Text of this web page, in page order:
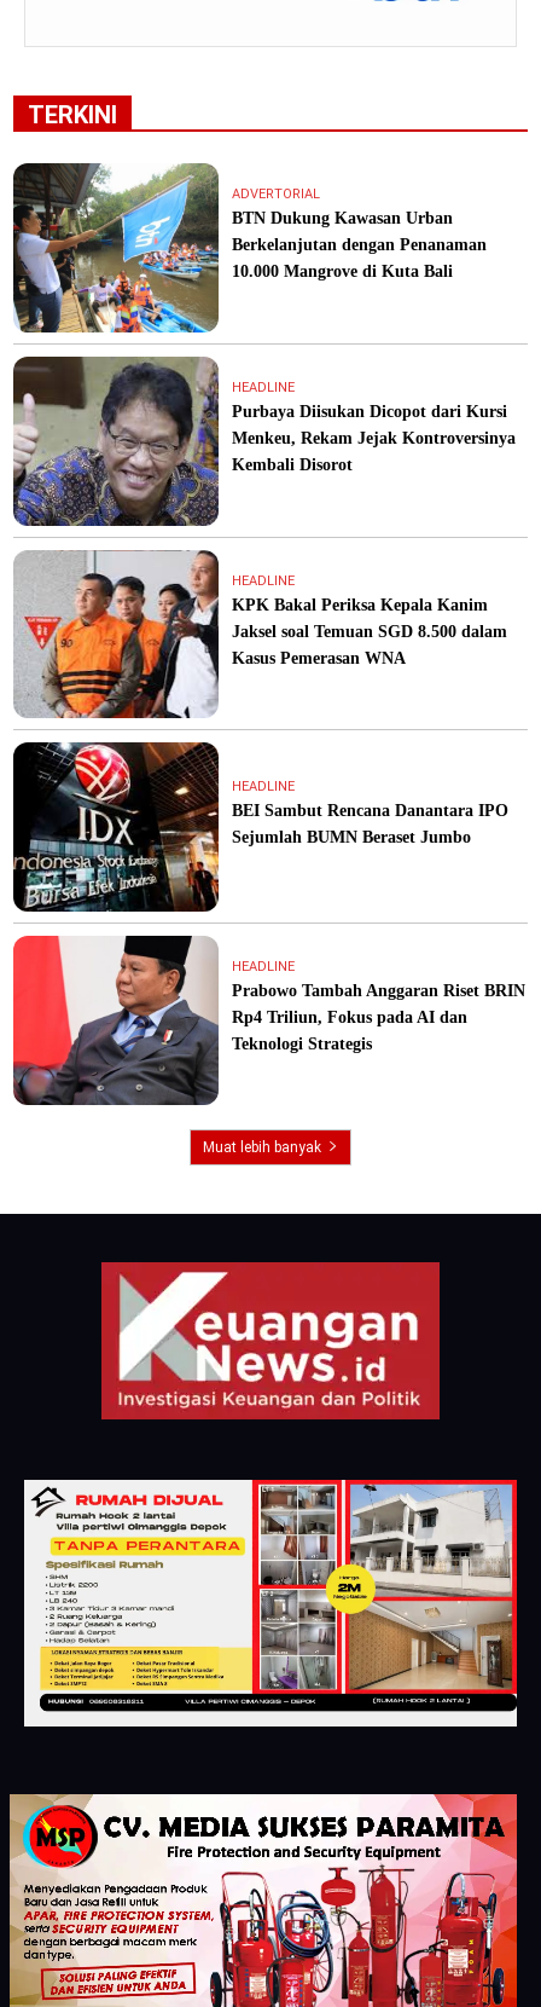
TERKINI
ADVERTORIAL
BTN Dukung Kawasan Urban
Berkelanjutan dengan Penanaman
10.000 Mangrove di Kuta Bali
HEADLINE
Purbaya Diisukan Dicopot dari Kursi
Menkeu, Rekam Jejak Kontroversinya
Kembali Disorot
HEADLINE
KPK Bakal Periksa Kepala Kanim
Jaksel soal Temuan SGD 8.500 dalam
Kasus Pemerasan WNA
HEADLINE
BEI Sambut Rencana Danantara IPO
Sejumlah BUMN Beraset Jumbo
HEADLINE
Prabowo Tambah Anggaran Riset BRIN
Rp4 Triliun, Fokus pada AI dan
Teknologi Strategis
Muat lebih banyak